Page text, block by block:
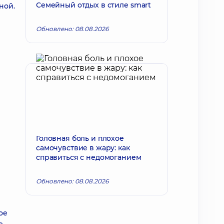
Семейный отдых в стиле smart
Обновлено: 08.08.2026
Головная боль и плохое
самочувствие в жару: как
справиться с недомоганием
Обновлено: 08.08.2026